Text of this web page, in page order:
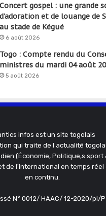
Concert gospel : une grande
d’adoration et de louange de
au stade de Kégué
6 août 2026
Togo : Compte rendu du
ministres du mardi 04 août
5 août 2026
infos est un site togolais
qui traite de l actualité
(Économie, Politique,s sport
de l'international en temps réel
en continu.
N° 0012/ HAAC/ 12-2020/pl/P